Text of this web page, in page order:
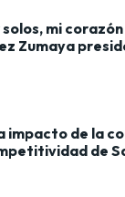
mi
Zumaya
impacto de la
de